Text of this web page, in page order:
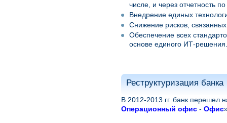
числе, и через отчетность
Внедрение единых
Снижение рисков,
Обеспечение всех
основе единого ИТ-решения.
Реструктуризация банка
В 2012-2013 гг. банк перешел
Операционный офис- Офис